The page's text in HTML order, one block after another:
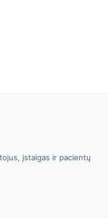
įstaigas ir pacientų